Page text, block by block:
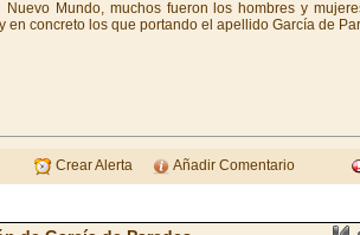
Nuevo Mundo, muchos fueron los hombres y
en concreto los que portando el apellido García de
Crear Alerta Añadir Comentario